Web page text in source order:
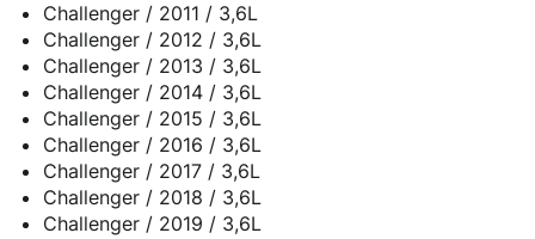
Challenger / 2011 / 3,6L
Challenger / 2012 / 3,6L
Challenger / 2013 / 3,6L
Challenger / 2014 / 3,6L
Challenger / 2015 / 3,6L
Challenger / 2016 / 3,6L
Challenger / 2017 / 3,6L
Challenger / 2018 / 3,6L
Challenger / 2019 / 3,6L